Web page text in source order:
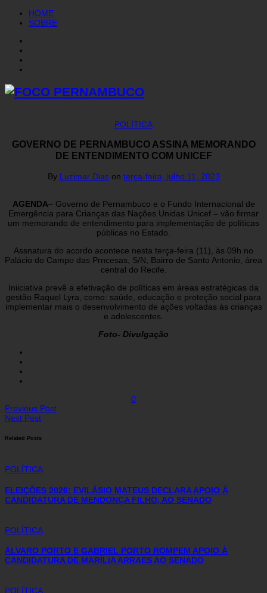
HOME
SOBRE
POLÍTICA
GOVERNO DE PERNAMBUCO ASSINA MEMORANDO
DE ENTENDIMENTO COM UNICEF
By Luzimar Dias on terça-feira, julho 11, 2023
AGENDA– Governo de Pernambuco e o Fundo Internacional de
Emergência para Crianças das Nações Unidas Unicef – vão firmar
um memorando de entendimento para implementação de políticas
públicas no Estado.
Assnatura do acordo acontece nesta terça-feira (11), às 09h no
Palácio do Campo das Prncesas, S/N, Bairro de Santo Antonio, área
central do Recife.
Iniiciativa prevê a efetivação de políticas em áreas estratégicas da
gestão Raquel Lyra, como: saúde, educação e proteção social para
implementar mais o desenvolvimento de ações voltadas às crianças
e adolescentes.
Foto- Divulgação
0
Previous Post
Next Post
Related Posts
POLÍTICA
ELEIÇÕES 2026: EVILÁSIO MATEUS DECLARA APOIO À
CANDIDATURA DE MENDONÇA FILHO, AO SENADO
POLÍTICA
ÁLVARO PORTO E GABRIEL PORTO ROMPEM APOIO À
CANDIDATURA DE MARÍLIA ARRAES AO SENADO
POLÍTICA